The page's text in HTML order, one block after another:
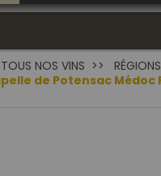
TOUS NOS VINS
de Potensac Médoc